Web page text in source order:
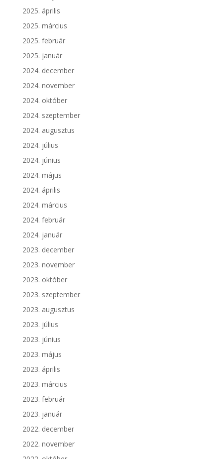
2025. április
2025. március
2025. február
2025. január
2024. december
2024. november
2024. október
2024. szeptember
2024. augusztus
2024. július
2024. június
2024. május
2024. április
2024. március
2024. február
2024. január
2023. december
2023. november
2023. október
2023. szeptember
2023. augusztus
2023. július
2023. június
2023. május
2023. április
2023. március
2023. február
2023. január
2022. december
2022. november